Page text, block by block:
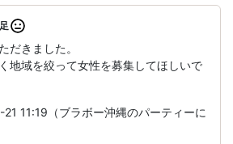
だきました。
地域を絞って女性を募集してほしいで
11:19（ブラボー沖縄のパーティーに